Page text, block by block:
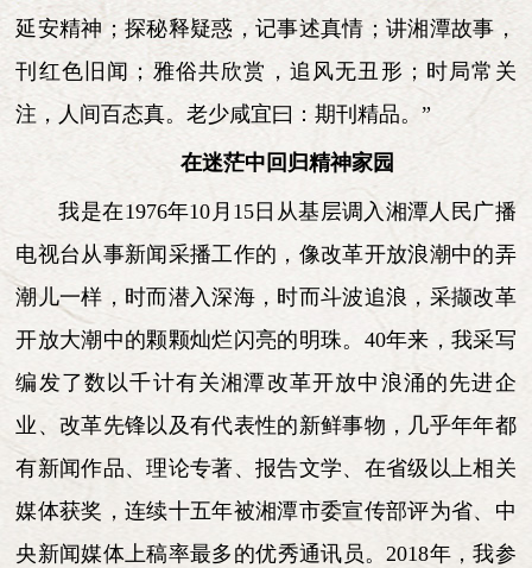
延安精神；探秘释疑惑，记事述真情；讲湘潭故事，
刊红色旧闻；雅俗共欣赏，追风无丑形；时局常关
注，人间百态真。老少咸宜曰：期刊精品。”
在迷茫中回归精神家园
我是在1976年10月15日从基层调入湘潭人民广播
电视台从事新闻采播工作的，像改革开放浪潮中的弄
潮儿一样，时而潜入深海，时而斗波追浪，采撷改革
开放大潮中的颗颗灿烂闪亮的明珠。40年来，我采写
编发了数以千计有关湘潭改革开放中浪涌的先进企
业、改革先锋以及有代表性的新鲜事物，几乎年年都
有新闻作品、理论专著、报告文学、在省级以上相关
媒体获奖，连续十五年被湘潭市委宣传部评为省、中
央新闻媒体上稿率最多的优秀通讯员。2018年，我参